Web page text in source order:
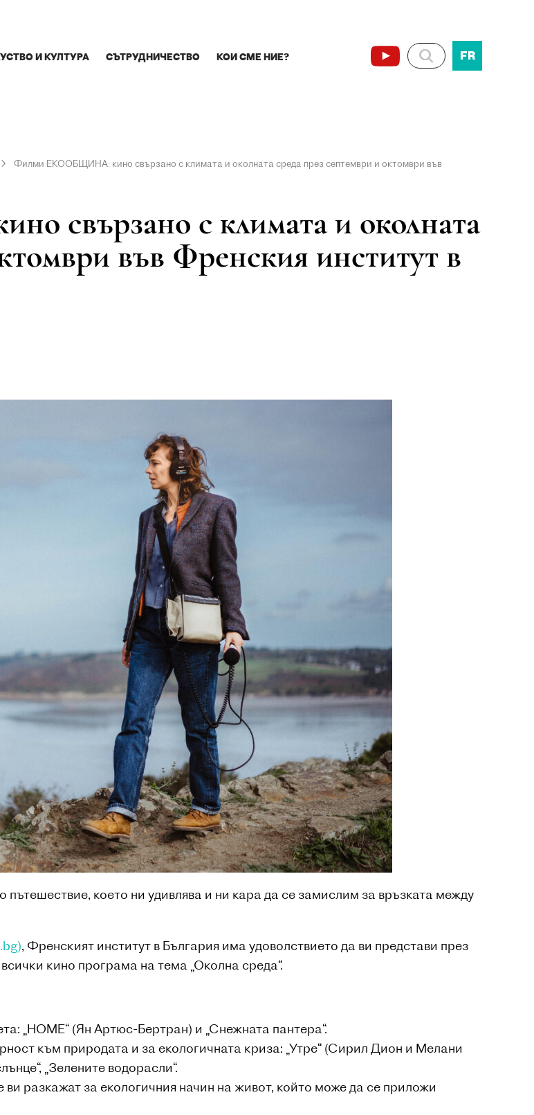
И КУЛТУРА СЪТРУДНИЧЕСТВО КОИ СМЕ НИЕ? FR
Филми ЕКООБЩИНА: кино свързано с климата и околната среда през септември и октомври във
с климата и околната
във Френския институт в
което ни удивлява и ни кара да се замислим за връзката между
, Френският институт в България има удоволствието да ви представи през
кино програма на тема „Околна среда“.
„HOME“ (Ян Артюс-Бертран) и „Снежната пантера“.
към природата и за екологичната криза: „Утре“ (Сирил Дион и Мелани
„Зелените водорасли“.
разкажат за екологичния начин на живот, който може да се приложи